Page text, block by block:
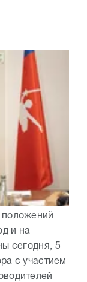
и на
сегодня, 5
с участием